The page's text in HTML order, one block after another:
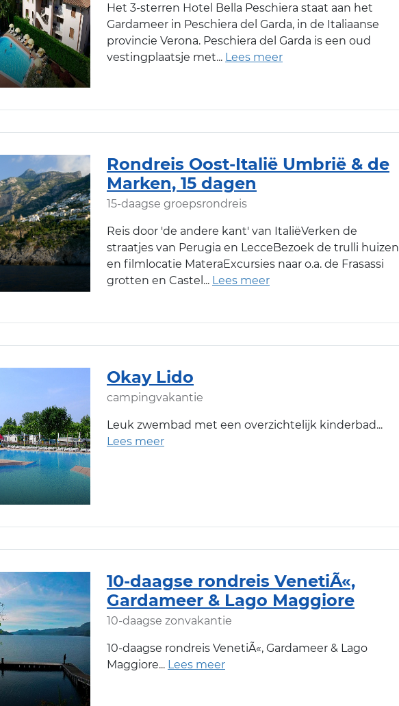
Het 3-sterren Hotel Bella Peschiera staat aan het
Gardameer in Peschiera del Garda, in de Italiaanse
provincie Verona. Peschiera del Garda is een oud
vestingplaatsje met
Rondreis Oost-Italië Umbrië & de
Marken, 15 dagen
15-daagse groepsrondreis
Reis door 'de andere kant' van ItaliëVerken de
straatjes van Perugia en LecceBezoek de trulli huizen
en filmlocatie MateraExcursies naar o.a. de Frasassi
grotten en Castel
Okay Lido
campingvakantie
Leuk zwembad met een overzichtelijk kinderbad
10-daagse rondreis VenetiÃ«,
Gardameer & Lago Maggiore
10-daagse zonvakantie
10-daagse rondreis VenetiÃ«, Gardameer & Lago
Maggiore